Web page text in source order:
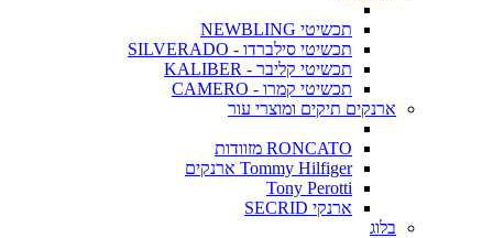
תכשיטי NEWBLING
תכשיטי סילברדו - SILVERADO
תכשיטי קליבר - KALIBER
תכשיטי קמרו - CAMERO
ארנקים תיקים ומוצרי עור
RONCATO מזוודות
Tommy Hilfiger ארנקים
Tony Perotti
ארנקי SECRID
בלוג